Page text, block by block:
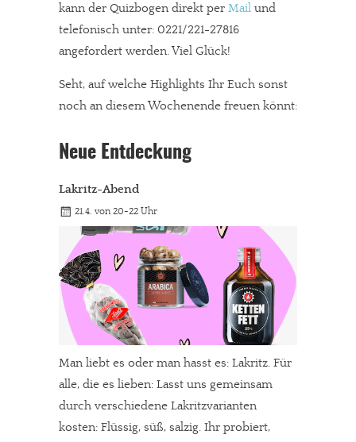
kann der Quizbogen direkt per Mail und
telefonisch unter: 0221/221-27816
angefordert werden. Viel Glück!
Seht, auf welche Highlights Ihr Euch sonst
noch an diesem Wochenende freuen könnt:
Neue Entdeckung
Lakritz-Abend
21.4. von 20-22 Uhr
Man liebt es oder man hasst es: Lakritz. Für
alle, die es lieben: Lasst uns gemeinsam
durch verschiedene Lakritzvarianten
kosten: Flüssig, süß, salzig. Ihr probiert,